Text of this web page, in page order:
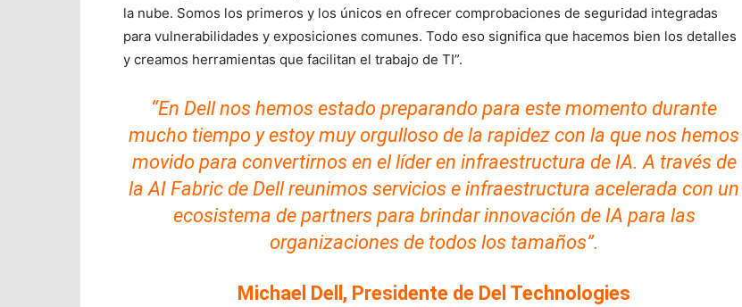
la nube. Somos los primeros y los únicos en ofrecer comprobaciones de seguridad integradas
para vulnerabilidades y exposiciones comunes. Todo eso significa que hacemos bien los detalles
y creamos herramientas que facilitan el trabajo de TI”.
“En Dell nos hemos estado preparando para este momento durante
mucho tiempo y estoy muy orgulloso de la rapidez con la que nos hemos
movido para convertirnos en el líder en infraestructura de IA. A través de
la AI Fabric de Dell reunimos servicios e infraestructura acelerada con un
ecosistema de partners para brindar innovación de IA para las
organizaciones de todos los tamaños”.
Michael Dell, Presidente de Del Technologies